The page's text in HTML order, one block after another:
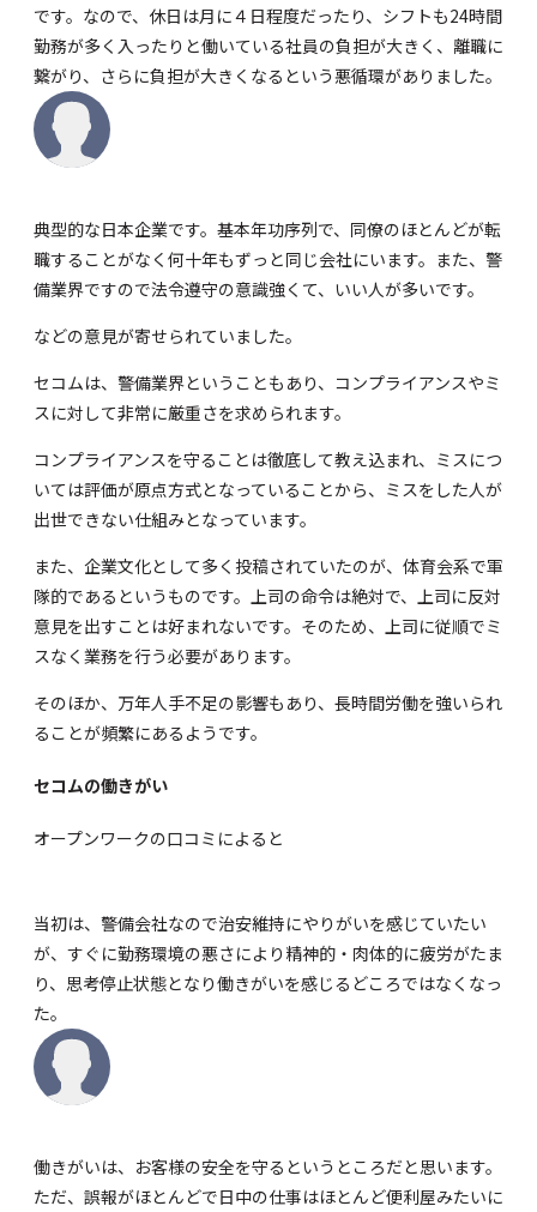
です。なので、休日は月に４日程度だったり、シフトも24時間
勤務が多く入ったりと働いている社員の負担が大きく、離職に
繋がり、さらに負担が大きくなるという悪循環がありました。
典型的な日本企業です。基本年功序列で、同僚のほとんどが転
職することがなく何十年もずっと同じ会社にいます。また、警
備業界ですので法令遵守の意識強くて、いい人が多いです。
などの意見が寄せられていました。
セコムは、警備業界ということもあり、コンプライアンスやミ
スに対して非常に厳重さを求められます。
コンプライアンスを守ることは徹底して教え込まれ、ミスにつ
いては評価が原点方式となっていることから、ミスをした人が
出世できない仕組みとなっています。
また、企業文化として多く投稿されていたのが、体育会系で軍
隊的であるというものです。上司の命令は絶対で、上司に反対
意見を出すことは好まれないです。そのため、上司に従順でミ
スなく業務を行う必要があります。
そのほか、万年人手不足の影響もあり、長時間労働を強いられ
ることが頻繁にあるようです。
セコムの働きがい
オープンワークの口コミによると
当初は、警備会社なので治安維持にやりがいを感じていたい
が、すぐに勤務環境の悪さにより精神的・肉体的に疲労がたま
り、思考停止状態となり働きがいを感じるどころではなくなっ
た。
働きがいは、お客様の安全を守るというところだと思います。
ただ、誤報がほとんどで日中の仕事はほとんど便利屋みたいに